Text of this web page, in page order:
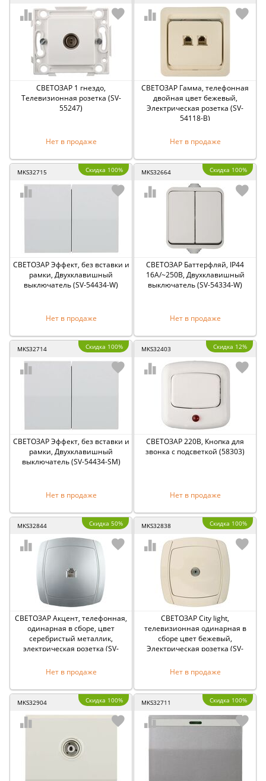
СВЕТОЗАР 1 гнездо,
Телевизионная розетка (SV-
55247)
Нет в продаже
СВЕТОЗАР Гамма, телефонная
двойная цвет бежевый,
Электрическая розетка (SV-
54118-B)
Нет в продаже
MKS32715 Скидка 100%
СВЕТОЗАР Эффект, без вставки и
рамки, Двухклавишный
выключатель (SV-54434-W)
Нет в продаже
MKS32664 Скидка 100%
СВЕТОЗАР Баттерфляй, IP44
16A/~250В, Двухклавишный
выключатель (SV-54334-W)
Нет в продаже
MKS32714 Скидка 100%
СВЕТОЗАР Эффект, без вставки и
рамки, Двухклавишный
выключатель (SV-54434-SM)
Нет в продаже
MKS32403 Скидка 12%
СВЕТОЗАР 220В, Кнопка для
звонка с подсветкой (58303)
Нет в продаже
MKS32844 Скидка 50%
СВЕТОЗАР Акцент, телефонная,
одинарная в сборе, цвет
серебристый металлик,
электрическая розетка (SV-
Нет в продаже
MKS32838 Скидка 100%
СВЕТОЗАР City light,
телевизионная одинарная в
сборе цвет бежевый,
Электрическая розетка (SV-
Нет в продаже
MKS32904 Скидка 100% MKS32711 Скидка 100%